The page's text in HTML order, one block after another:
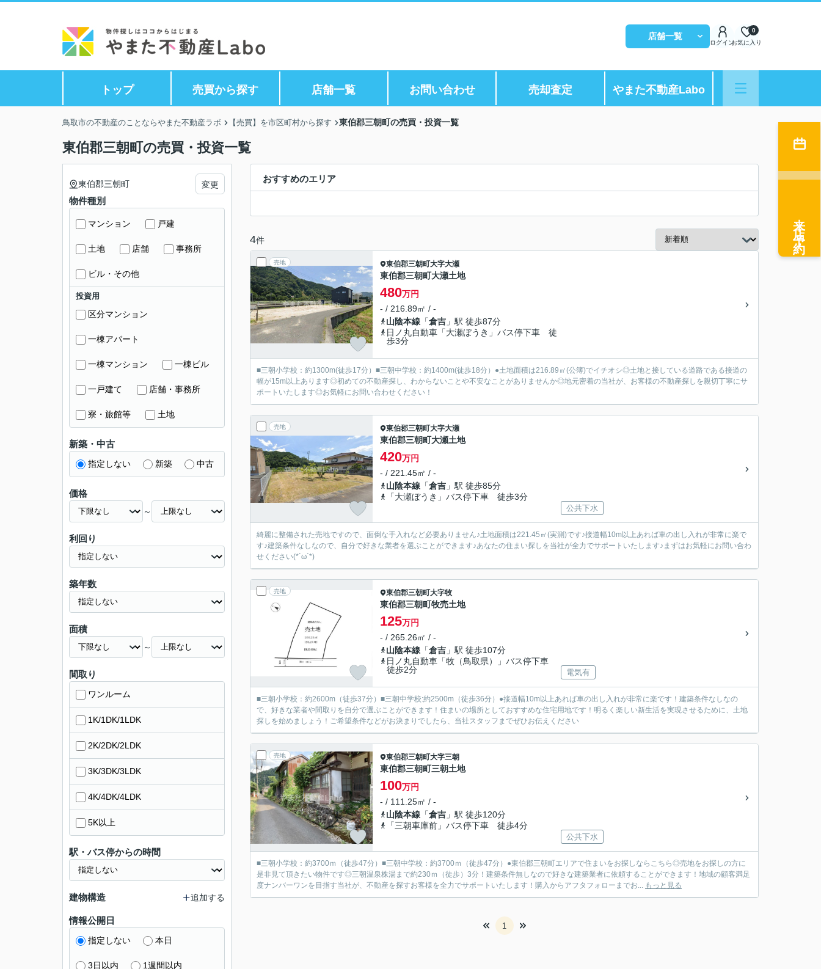
店舗一覧
ログインお気に入り
0
トップ 売買から探す 店舗一覧 お問い合わせ 売却査定 やまた不動産Labo
鳥取市の不動産のことならやまた不動産ラボ 【売買】を市区町村から探す 東伯郡三朝町の売買・投資一覧
東伯郡三朝町の売買・投資一覧
おすすめのエリア
4件
売地 東伯郡三朝町大字大瀬
東伯郡三朝町大瀬土地
480万円
- / 216.89㎡ / -
山陰本線 「倉吉 」駅 徒歩87分
日ノ丸自動車「大瀬ぼうき」バス停下車 徒
歩3分
■三朝小学校：約1300m(徒歩17分）■三朝中学校：約1400m(徒歩18分）●土地面積は216.89㎡(公簿)でイチオシ◎土地と接している道路である接道の
幅が15m以上あります◎初めての不動産探し、わからないことや不安なことがありませんか◎地元密着の当社が、お客様の不動産探しを親切丁寧にサ
ポートいたします◎お気軽にお問い合わせください！
売地 東伯郡三朝町大字大瀬
東伯郡三朝町大瀬土地
420万円
- / 221.45㎡ / -
山陰本線 「倉吉 」駅 徒歩85分
「大瀬ぼうき」バス停下車 徒歩3分
公共下水
綺麗に整備された売地ですので、面倒な手入れなど必要ありません♪土地面積は221.45㎡(実測)です♪接道幅10m以上あれば車の出し入れが非常に楽で
す♪建築条件なしなので、自分で好きな業者を選ぶことができます♪あなたの住まい探しを当社が全力でサポートいたします♪まずはお気軽にお問い合わ
せください(*´ω`*)
売地 東伯郡三朝町大字牧
東伯郡三朝町牧売土地
125万円
- / 265.26㎡ / -
山陰本線 「倉吉 」駅 徒歩107分
日ノ丸自動車「牧（鳥取県）」バス停下車
徒歩2分
電気有
■三朝小学校：約2600m（徒歩37分）■三朝中学校:約2500m（徒歩36分）●接道幅10m以上あれば車の出し入れが非常に楽です！建築条件なしなの
で、好きな業者や間取りを自分で選ぶことができます！住まいの場所としておすすめな住宅用地です！明るく楽しい新生活を実現させるために、土地
探しを始めましょう！ご希望条件などがお決まりでしたら、当社スタッフまでぜひお伝えください
売地 東伯郡三朝町大字三朝
東伯郡三朝町三朝土地
100万円
- / 111.25㎡ / -
山陰本線 「倉吉 」駅 徒歩120分
「三朝車庫前」バス停下車 徒歩4分
公共下水
■三朝小学校：約3700ｍ（徒歩47分）■三朝中学校：約3700ｍ（徒歩47分）●東伯郡三朝町エリアで住まいをお探しならこちら◎売地をお探しの方に
是非見て頂きたい物件です◎三朝温泉株湯まで約230ｍ（徒歩）3分！建築条件無しなので好きな建築業者に依頼することができます！地域の顧客満足
度ナンバーワンを目指す当社が、不動産を探すお客様を全力でサポートいたします！購入からアフタフォローまでお... もっと見る
1
東伯郡三朝町 変更
物件種別
マンション 戸建
土地 店舗 事務所
ビル・その他
投資用
区分マンション
一棟アパート
一棟マンション 一棟ビル
一戸建て 店舗・事務所
寮・旅館等 土地
新築・中古
指定しない 新築 中古
価格
～
利回り
築年数
面積
～
間取り
ワンルーム
1K/1DK/1LDK
2K/2DK/2LDK
3K/3DK/3LDK
4K/4DK/4LDK
5K以上
駅・バス停からの時間
建物構造 追加する
情報公開日
指定しない 本日
3日以内 1週間以内
来店予約